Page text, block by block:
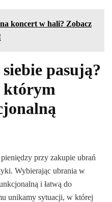
koncert w hali? Zobacz
pasują?
którym
przy zakupie ubrań
Wybierając ubrania w
i łatwą do
unikamy sytuacji, w której